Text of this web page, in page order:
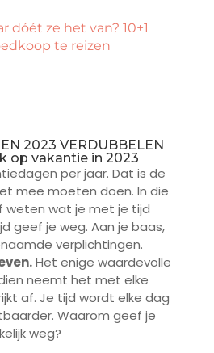
dóét ze het van? 10+1
te reizen
2023 VERDUBBELEN
op vakantie in 2023
per jaar. Dat is de
mee moeten doen. In die
weten wat je met je tijd
geef je weg. Aan je baas,
verplichtingen.
Het enige waardevolle
neemt het met elke
af. Je tijd wordt elke dag
Waarom geef je
weg?